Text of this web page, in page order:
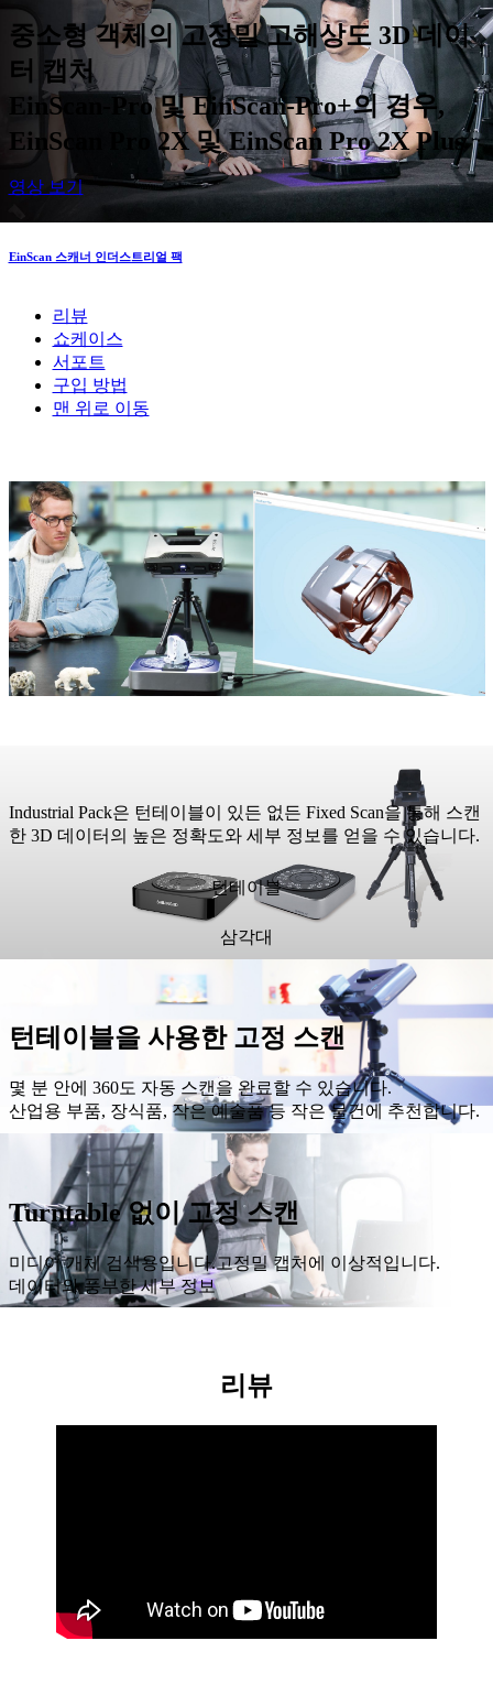
중소형 객체의 고정밀 고해상도 3D 데이
터 캡처
EinScan-Pro 및 EinScan-Pro+의 경우,
EinScan Pro 2X 및 EinScan Pro 2X Plus
영상 보기
EinScan 스캐너 인더스트리얼 팩
리뷰
쇼케이스
서포트
구입 방법
맨 위로 이동
Industrial Pack은 턴테이블이 있든 없든 Fixed Scan을 통해 스캔
한 3D 데이터의 높은 정확도와 세부 정보를 얻을 수 있습니다.
턴테이블
삼각대
턴테이블을 사용한 고정 스캔
몇 분 안에 360도 자동 스캔을 완료할 수 있습니다.
산업용 부품, 장식품, 작은 예술품 등 작은 물건에 추천합니다.
Turntable 없이 고정 스캔
미디어 개체 검색용입니다.고정밀 캡처에 이상적입니다.
데이터와 풍부한 세부 정보
리뷰